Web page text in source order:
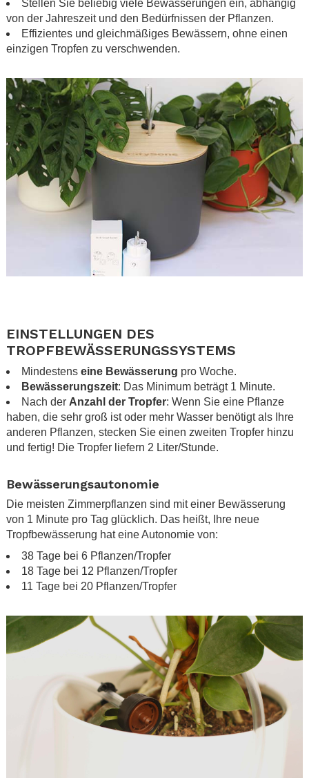
Stellen Sie beliebig viele Bewässerungen ein, abhängig
von der Jahreszeit und den Bedürfnissen der Pflanzen.
Effizientes und gleichmäßiges Bewässern, ohne einen
einzigen Tropfen zu verschwenden.
EINSTELLUNGEN DES
TROPFBEWÄSSERUNGSSYSTEMS
Mindestens eine Bewässerung pro Woche.
Bewässerungszeit: Das Minimum beträgt 1 Minute.
Nach der Anzahl der Tropfer: Wenn Sie eine Pflanze
haben, die sehr groß ist oder mehr Wasser benötigt als Ihre
anderen Pflanzen, stecken Sie einen zweiten Tropfer hinzu
und fertig! Die Tropfer liefern 2 Liter/Stunde.
Bewässerungsautonomie
Die meisten Zimmerpflanzen sind mit einer Bewässerung
von 1 Minute pro Tag glücklich. Das heißt, Ihre neue
Tropfbewässerung hat eine Autonomie von:
38 Tage bei 6 Pflanzen/Tropfer
18 Tage bei 12 Pflanzen/Tropfer
11 Tage bei 20 Pflanzen/Tropfer